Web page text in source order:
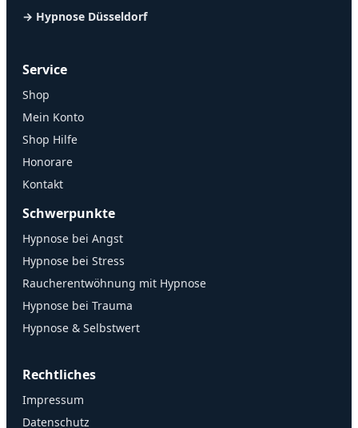
→ Hypnose Düsseldorf
Service
Shop
Mein Konto
Shop Hilfe
Honorare
Kontakt
Schwerpunkte
Hypnose bei Angst
Hypnose bei Stress
Raucherentwöhnung mit Hypnose
Hypnose bei Trauma
Hypnose & Selbstwert
Rechtliches
Impressum
Datenschutz